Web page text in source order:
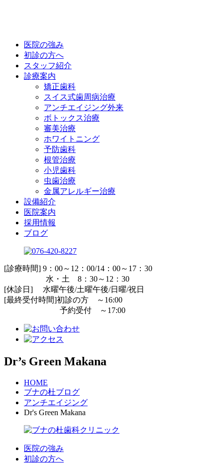
医院の強み
初診の方へ
スタッフ紹介
診療案内
矯正歯科
スイス式歯周病治療
アンチエイジング外来
ボトックス治療
審美治療
ホワイトニング
予防歯科
根管治療
小児歯科
虫歯治療
金属アレルギー治療
設備紹介
医院案内
採用情報
ブログ
[診療時間] 9：00～12：00/14：00～17：30
水・土 8：30～12：30
[休診日] 水曜午後/土曜午後/日曜/祝日
[最終受付時間]初診の方 ～16:00
予約受付 ～17:00
Dr’s Green Makana
HOME
ブナの杜ブログ
アンチエイジング
Dr's Green Makana
医院の強み
初診の方へ